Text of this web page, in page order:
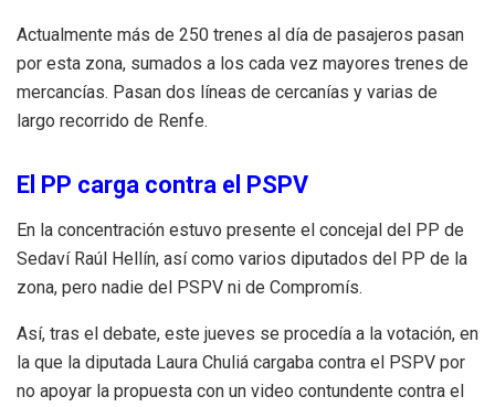
Actualmente más de 250 trenes al día de pasajeros pasan
por esta zona, sumados a los cada vez mayores trenes de
mercancías. Pasan dos líneas de cercanías y varias de
largo recorrido de Renfe.
El PP carga contra el PSPV
En la concentración estuvo presente el concejal del PP de
Sedaví Raúl Hellín, así como varios diputados del PP de la
zona, pero nadie del PSPV ni de Compromís.
Así, tras el debate, este jueves se procedía a la votación, en
la que la diputada Laura Chuliá cargaba contra el PSPV por
no apoyar la propuesta con un video contundente contra el